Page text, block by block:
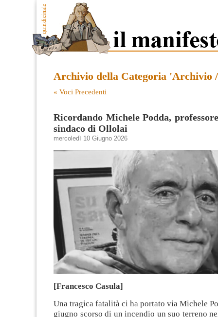
Archivio della Categoria 'Archivio
« Voci Precedenti
Ricordando Michele Podda,
sindaco di Ollolai
mercoledì 10 Giugno 2026
[Francesco Casula]
Una tragica fatalità ci ha portato via Michele
giugno scorso di un incendio un suo terreno